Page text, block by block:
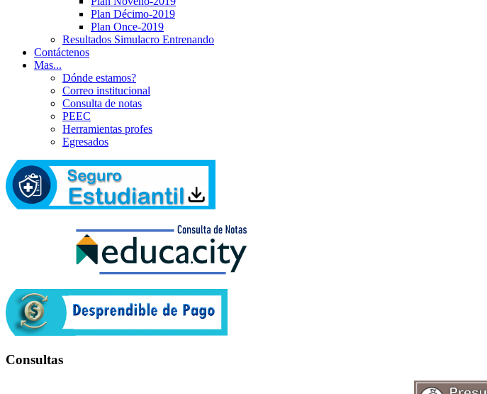
Plan Décimo-2019
Plan Once-2019
Resultados Simulacro Entrenando
Contáctenos
Mas...
Dónde estamos?
Correo institucional
Consulta de notas
PEEC
Herramientas profes
Egresados
Consultas